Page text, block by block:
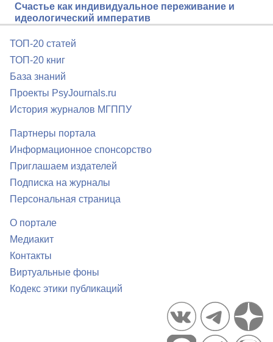
Счастье как индивидуальное переживание и
идеологический императив
ТОП-20 статей
ТОП-20 книг
База знаний
Проекты PsyJournals.ru
История журналов МГППУ
Партнеры портала
Информационное спонсорство
Приглашаем издателей
Подписка на журналы
Персональная страница
О портале
Медиакит
Контакты
Виртуальные фоны
Кодекс этики публикаций